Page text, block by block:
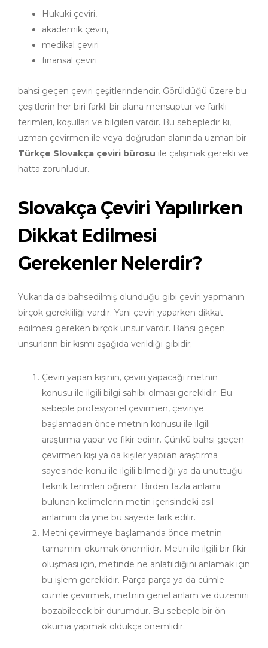
Hukuki çeviri,
akademik çeviri,
medikal çeviri
finansal çeviri
bahsi geçen çeviri çeşitlerindendir. Görüldüğü üzere bu
çeşitlerin her biri farklı bir alana mensuptur ve farklı
terimleri, koşulları ve bilgileri vardır. Bu sebepledir ki,
uzman çevirmen ile veya doğrudan alanında uzman bir
Türkçe Slovakça çeviri bürosu ile çalışmak gerekli ve
hatta zorunludur.
Slovakça Çeviri Yapılırken
Dikkat Edilmesi
Gerekenler Nelerdir?
Yukarıda da bahsedilmiş olunduğu gibi çeviri yapmanın
birçok gerekliliği vardır. Yani çeviri yaparken dikkat
edilmesi gereken birçok unsur vardır. Bahsi geçen
unsurların bir kısmı aşağıda verildiği gibidir;
Çeviri yapan kişinin, çeviri yapacağı metnin
konusu ile ilgili bilgi sahibi olması gereklidir. Bu
sebeple profesyonel çevirmen, çeviriye
başlamadan önce metnin konusu ile ilgili
araştırma yapar ve fikir edinir. Çünkü bahsi geçen
çevirmen kişi ya da kişiler yapılan araştırma
sayesinde konu ile ilgili bilmediği ya da unuttuğu
teknik terimleri öğrenir. Birden fazla anlamı
bulunan kelimelerin metin içerisindeki asıl
anlamını da yine bu sayede fark edilir.
Metni çevirmeye başlamanda önce metnin
tamamını okumak önemlidir. Metin ile ilgili bir fikir
oluşması için, metinde ne anlatıldığını anlamak için
bu işlem gereklidir. Parça parça ya da cümle
cümle çevirmek, metnin genel anlam ve düzenini
bozabilecek bir durumdur. Bu sebeple bir ön
okuma yapmak oldukça önemlidir.